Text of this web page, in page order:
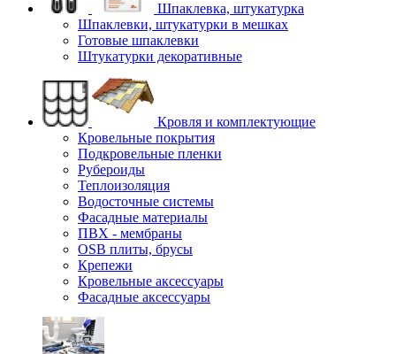
Шпаклевка, штукатурка
Шпаклевки, штукатурки в мешках
Готовые шпаклевки
Штукатурки декоративные
Кровля и комплектующие
Кровельные покрытия
Подкровельные пленки
Рубероиды
Теплоизоляция
Водосточные системы
Фасадные материалы
ПВХ - мембраны
OSB плиты, брусы
Крепежи
Кровельные аксессуары
Фасадные аксессуары